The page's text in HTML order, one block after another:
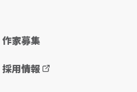
作家募集
採用情報